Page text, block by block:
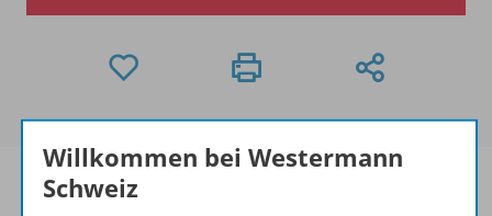
Willkommen bei Westermann
Schweiz